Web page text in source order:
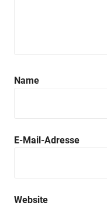
Name
E-Mail-Adresse
Website